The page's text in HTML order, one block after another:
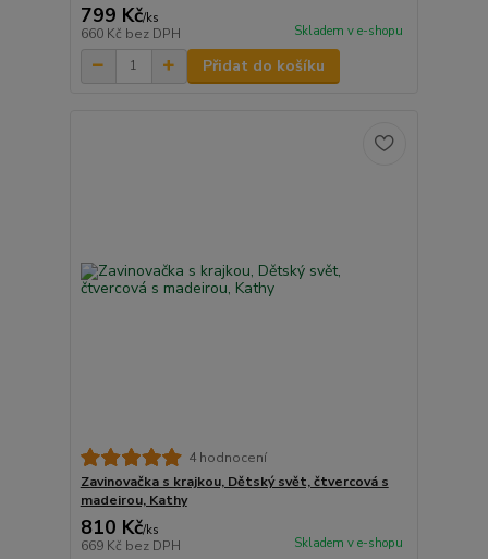
799 Kč/ks
660 Kč bez DPH Skladem v e-shopu
Přidat do košíku
4 hodnocení
Zavinovačka s krajkou, Dětský svět, čtvercová s
madeirou, Kathy
810 Kč/ks
669 Kč bez DPH Skladem v e-shopu